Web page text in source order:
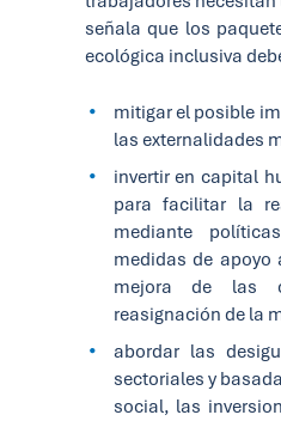
señala que los
ecológica inclusiva
mitigar el posible
las externalidades
invertir en capital
para facilitar la
mediante
medidas de apoyo
mejora de las
reasignación de la
abordar las
sectoriales y
social, las